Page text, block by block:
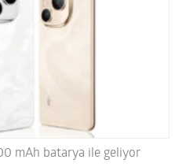
mAh batarya ile geliyor